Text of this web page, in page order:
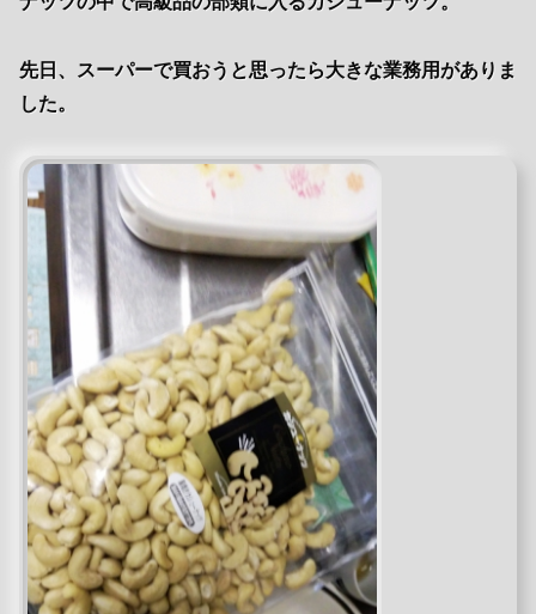
先日、スーパーで買おうと思ったら大きな業務用がありま
した。